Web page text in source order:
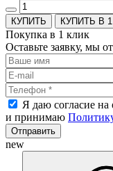
КУПИТЬ В
Покупка в 1 клик
Оставьте заявку, мы
Я даю согласие
и принимаю
Отправить
new